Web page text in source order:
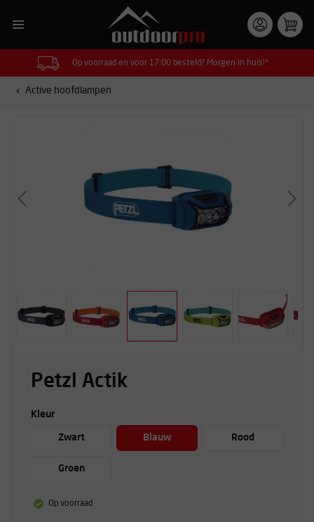
Op voorraad en voor 17:00 besteld? Morgen in huis!*
Active hoofdlampen
Petzl Actik
Kleur
Zwart Blauw Rood
Groen
Op voorraad